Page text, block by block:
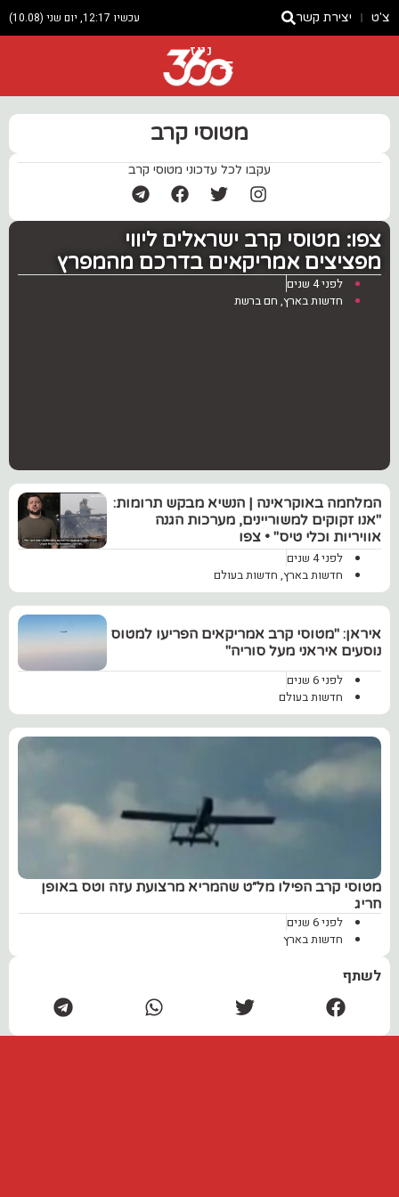
צ'ט יצירת קשר עכשיו 12:17, יום שני (10.08)
ניוז
מטוסי קרב
עקבו לכל עדכוני מטוסי קרב
צפו: ‏מטוסי קרב ישראלים ליווי
מפציצים אמריקאים בדרכם מהמפרץ
לפני 4 שנים
חדשות בארץ, חם ברשת
המלחמה באוקראינה | הנשיא מבקש תרומות:
"אנו זקוקים למשוריינים, מערכות הגנה
אוויריות וכלי טיס" • צפו
לפני 4 שנים
חדשות בארץ, חדשות בעולם
איראן: "מטוסי קרב אמריקאים הפריעו למטוס
נוסעים איראני מעל סוריה"
לפני 6 שנים
חדשות בעולם
מטוסי קרב הפילו מל״ט שהמריא מרצועת עזה וטס באופן
חריג
לפני 6 שנים
חדשות בארץ
לשתף